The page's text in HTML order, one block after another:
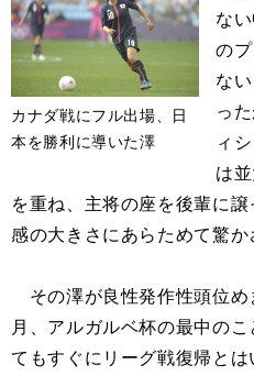
カナダ戦にフル出場、日
本を勝利に導いた澤
な
の
な
っ
ィ
は
を重ね、主将の座を後輩に
感の大きさにあらためて驚か
その澤が良性発作性頭位め
月、アルガルベ杯の最中の
てもすぐにリーグ戦復帰と